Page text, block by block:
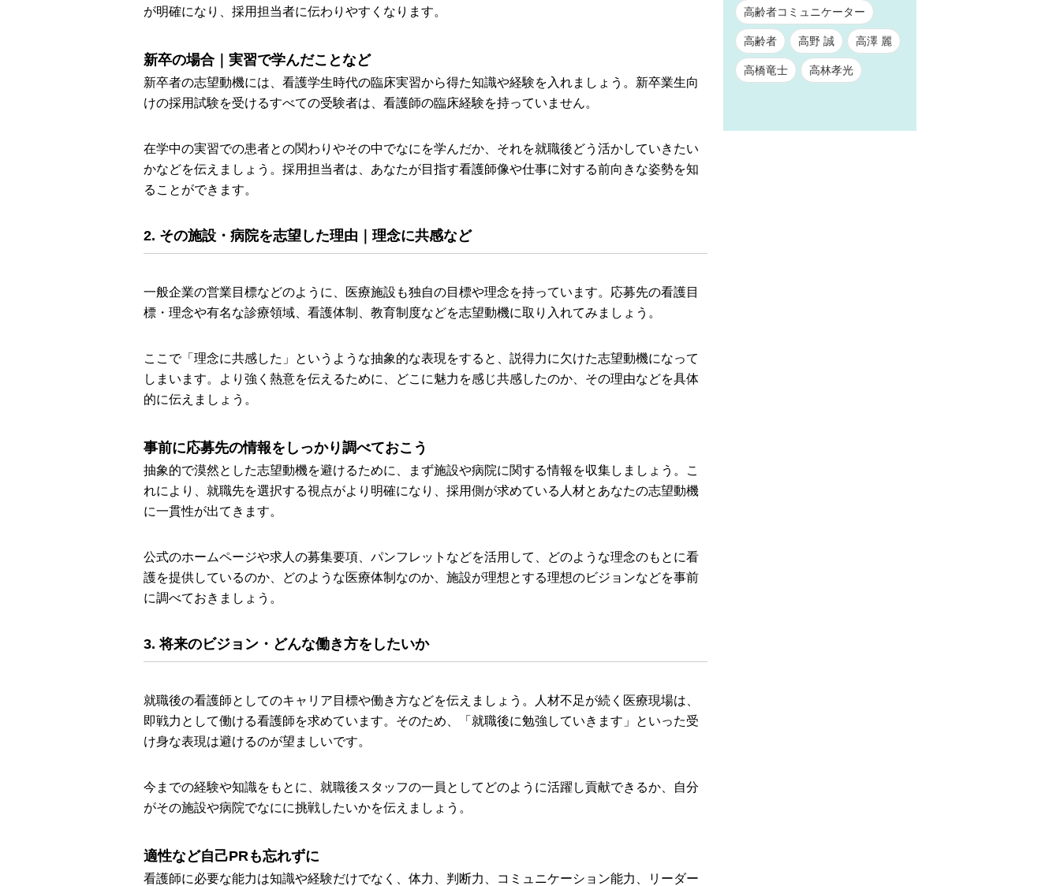
が明確になり、採用担当者に伝わりやすくなります。
新卒の場合｜実習で学んだことなど
新卒者の志望動機には、看護学生時代の臨床実習から得た知識や経験を入れましょう。新卒業生向
けの採用試験を受けるすべての受験者は、看護師の臨床経験を持っていません。
在学中の実習での患者との関わりやその中でなにを学んだか、それを就職後どう活かしていきたい
かなどを伝えましょう。採用担当者は、あなたが目指す看護師像や仕事に対する前向きな姿勢を知
ることができます。
2. その施設・病院を志望した理由｜理念に共感など
一般企業の営業目標などのように、医療施設も独自の目標や理念を持っています。応募先の看護目
標・理念や有名な診療領域、看護体制、教育制度などを志望動機に取り入れてみましょう。
ここで「理念に共感した」というような抽象的な表現をすると、説得力に欠けた志望動機になって
しまいます。より強く熱意を伝えるために、どこに魅力を感じ共感したのか、その理由などを具体
的に伝えましょう。
事前に応募先の情報をしっかり調べておこう
抽象的で漠然とした志望動機を避けるために、まず施設や病院に関する情報を収集しましょう。こ
れにより、就職先を選択する視点がより明確になり、採用側が求めている人材とあなたの志望動機
に一貫性が出てきます。
公式のホームページや求人の募集要項、パンフレットなどを活用して、どのような理念のもとに看
護を提供しているのか、どのような医療体制なのか、施設が理想とする理想のビジョンなどを事前
に調べておきましょう。
3. 将来のビジョン・どんな働き方をしたいか
就職後の看護師としてのキャリア目標や働き方などを伝えましょう。人材不足が続く医療現場は、
即戦力として働ける看護師を求めています。そのため、「就職後に勉強していきます」といった受
け身な表現は避けるのが望ましいです。
今までの経験や知識をもとに、就職後スタッフの一員としてどのように活躍し貢献できるか、自分
がその施設や病院でなにに挑戦したいかを伝えましょう。
適性など自己PRも忘れずに
看護師に必要な能力は知識や経験だけでなく、体力、判断力、コミュニケーション能力、リーダー
高齢者コミュニケーター
高齢者 高野 誠 高澤 麗
高橋竜士 高林孝光